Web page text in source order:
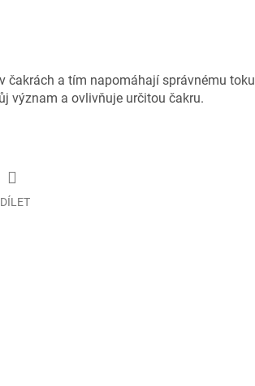
čakrách a tím napomáhají správnému toku
význam a ovlivňuje určitou čakru.